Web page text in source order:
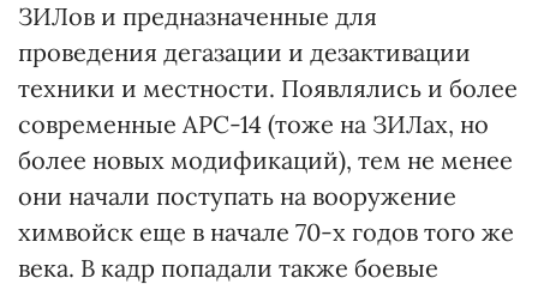
ЗИЛов и предназначенные для
проведения дегазации и дезактивации
техники и местности. Появлялись и более
современные АРС-14 (тоже на ЗИЛах, но
более новых модификаций), тем не менее
они начали поступать на вооружение
химвойск еще в начале 70-х годов того же
века. В кадр попадали также боевые